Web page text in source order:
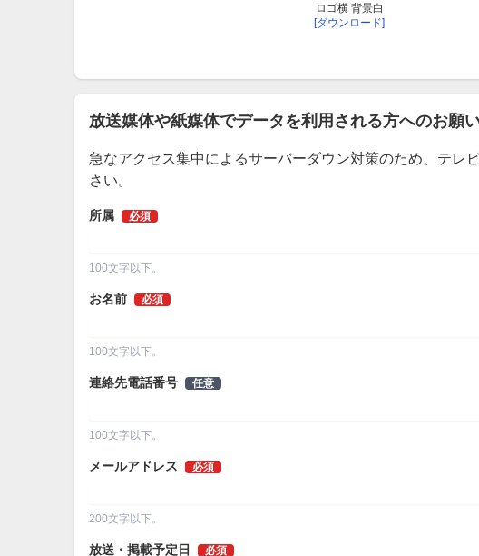
ロゴ横 背景白
[ダウンロード]
放送媒体や紙媒体でデータを利用される方へのお願
急なアクセス集中によるサーバーダウン対策のため、テレ
さい。
所属 必須
100文字以下。
お名前 必須
100文字以下。
連絡先電話番号 任意
100文字以下。
メールアドレス 必須
200文字以下。
放送・掲載予定日
必須